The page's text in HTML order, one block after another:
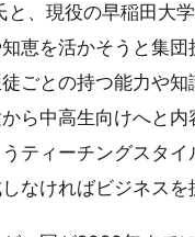
、現役の早稲田大
恵を活かそうと集
ごとの持つ能力や
ら中高生向けへと
ティーチングスタ
なければビジネスを